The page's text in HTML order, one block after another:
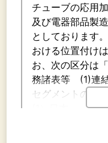
チューブの応用
及び電器部品製
としております
おける位置付け
お、次の区分
務諸表等 (1)連
セグメントの区
当社が自動車